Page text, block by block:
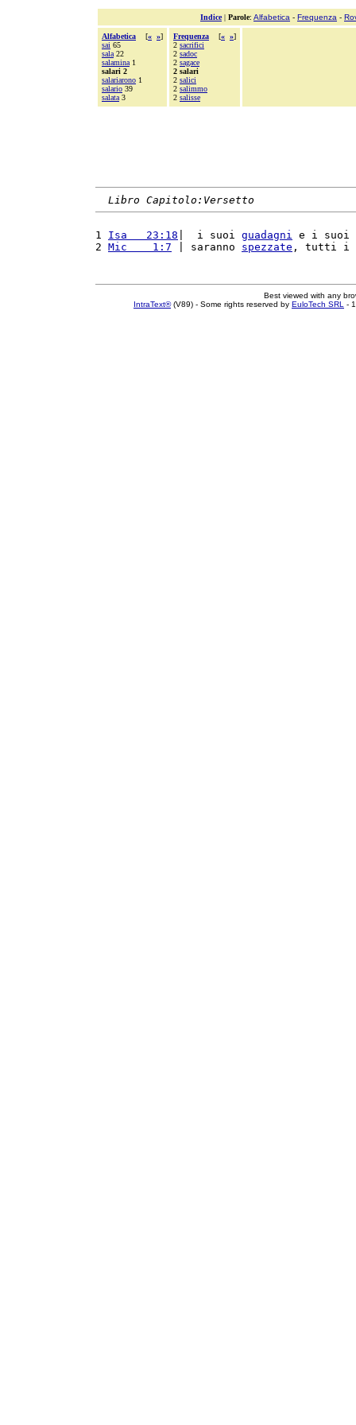
Indice| Parole: Alfabetica - Frequenza -
Alfabetica [« »]
sai 65
sala 22
salamina 1
salari 2
salariarono 1
salario 39
salata 3
Frequenza [« »]
2 sacrifici
2 sadoc
2 sagace
2 salari
2 salici
2 salimmo
2 salisse
Libro Capitolo:Versetto
1 Isa   23:18 |  i suoi guadagni e i suoi
2 Mic    1:7 | saranno spezzate , tutti i
Best viewed with any
IntraText®(V89) - Some rights reserved by EuloTech SRL -